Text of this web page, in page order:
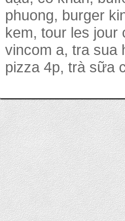
phuong, burger
kem, tour les jour
vincom a, tra sua
pizza 4p, trà sữa